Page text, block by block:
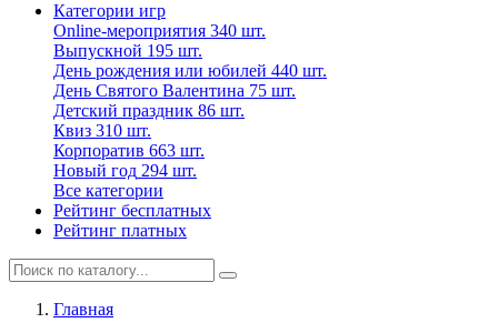
Категории игр
Online-мероприятия 340 шт.
Выпускной 195 шт.
День рождения или юбилей 440 шт.
День Святого Валентина 75 шт.
Детский праздник 86 шт.
Квиз 310 шт.
Корпоратив 663 шт.
Новый год 294 шт.
Все категории
Рейтинг бесплатных
Рейтинг платных
Главная